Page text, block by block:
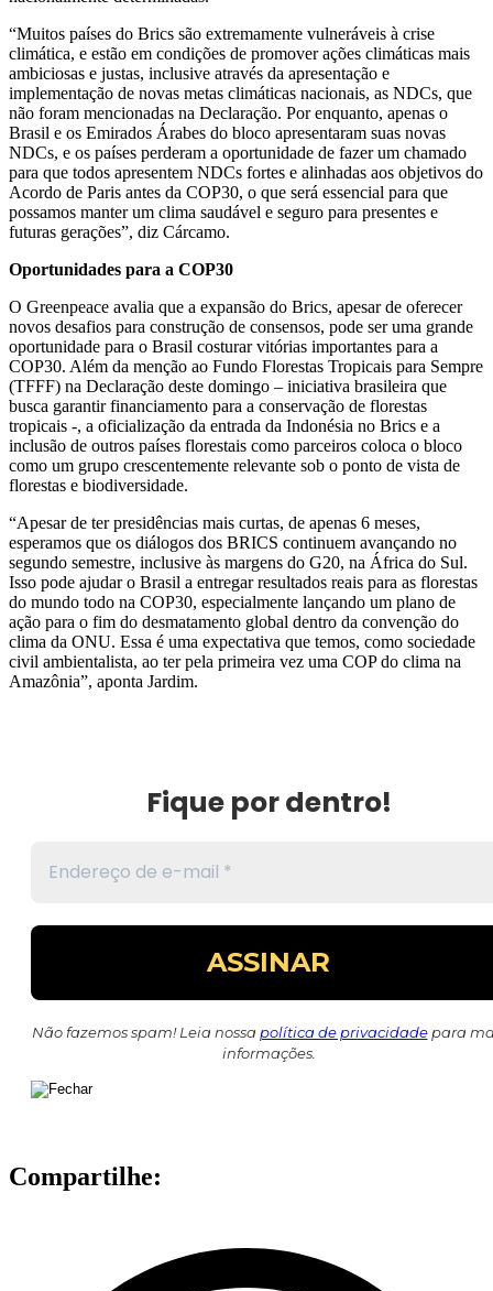
“Muitos países do Brics são extremamente vulneráveis à crise
climática, e estão em condições de promover ações climáticas mais
ambiciosas e justas, inclusive através da apresentação e
implementação de novas metas climáticas nacionais, as NDCs, que
não foram mencionadas na Declaração. Por enquanto, apenas o
Brasil e os Emirados Árabes do bloco apresentaram suas novas
NDCs, e os países perderam a oportunidade de fazer um chamado
para que todos apresentem NDCs fortes e alinhadas aos objetivos do
Acordo de Paris antes da COP30, o que será essencial para que
possamos manter um clima saudável e seguro para presentes e
futuras gerações”, diz Cárcamo.
Oportunidades para a COP30
O Greenpeace avalia que a expansão do Brics, apesar de oferecer
novos desafios para construção de consensos, pode ser uma grande
oportunidade para o Brasil costurar vitórias importantes para a
COP30. Além da menção ao Fundo Florestas Tropicais para Sempre
(TFFF) na Declaração deste domingo – iniciativa brasileira que
busca garantir financiamento para a conservação de florestas
tropicais -, a oficialização da entrada da Indonésia no Brics e a
inclusão de outros países florestais como parceiros coloca o bloco
como um grupo crescentemente relevante sob o ponto de vista de
florestas e biodiversidade.
“Apesar de ter presidências mais curtas, de apenas 6 meses,
esperamos que os diálogos dos BRICS continuem avançando no
segundo semestre, inclusive às margens do G20, na África do Sul.
Isso pode ajudar o Brasil a entregar resultados reais para as florestas
do mundo todo na COP30, especialmente lançando um plano de
ação para o fim do desmatamento global dentro da convenção do
clima da ONU. Essa é uma expectativa que temos, como sociedade
civil ambientalista, ao ter pela primeira vez uma COP do clima na
Amazônia”, aponta Jardim.
Fique por dentro!
Não fazemos spam! Leia nossapolítica de privacidadepara
informações.
Compartilhe: